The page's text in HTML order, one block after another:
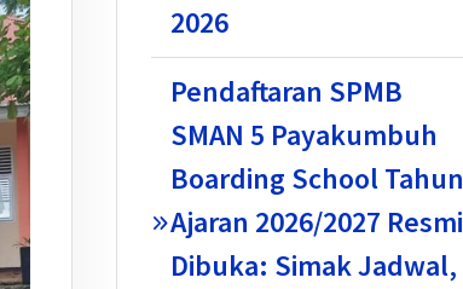
2026
Pendaftaran SPMB
SMAN 5 Payakumbuh
Boarding School Tahun
Ajaran 2026/2027 Resmi
Dibuka: Simak Jadwal,